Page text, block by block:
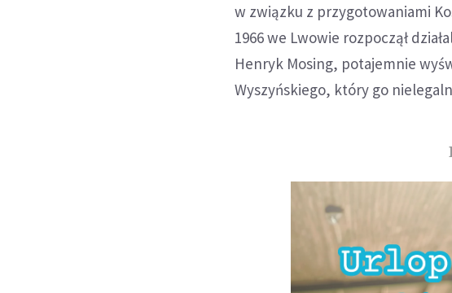
w związku z przygotowaniami
1966 we Lwowie rozpoczął
Henryk Mosing, potajemnie
Wyszyńskiego, który go